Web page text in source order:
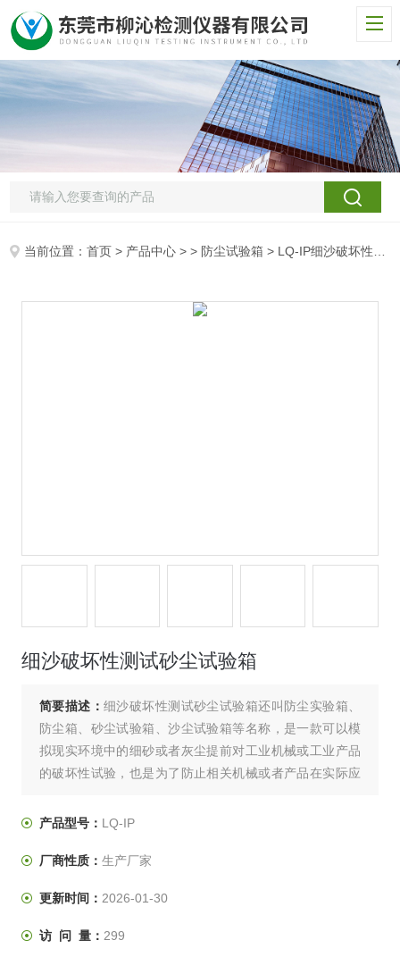
当前位置：首页 > 产品中心 > > 防尘试验箱 > LQ-IP细沙破坏性测试砂尘试验箱
细沙破坏性测试砂尘试验箱
简要描述：细沙破坏性测试砂尘试验箱还叫防尘实验箱、
防尘箱、砂尘试验箱、沙尘试验箱等名称，是一款可以模
拟现实环境中的细砂或者灰尘提前对工业机械或工业产品
的破坏性试验，也是为了防止相关机械或者产品在实际应
标准的防护等级标准中规定的IP5X和IP6X两个等级的模拟
产品型号： LQ-IP
厂商性质： 生产厂家
更新时间： 2026-01-30
访 问 量： 299